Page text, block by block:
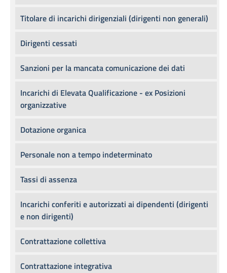
Titolare di incarichi dirigenziali (dirigenti non generali)
Dirigenti cessati
Sanzioni per la mancata comunicazione dei dati
Incarichi di Elevata Qualificazione - ex Posizioni
organizzative
Dotazione organica
Personale non a tempo indeterminato
Tassi di assenza
Incarichi conferiti e autorizzati ai dipendenti (dirigenti
e non dirigenti)
Contrattazione collettiva
Contrattazione integrativa